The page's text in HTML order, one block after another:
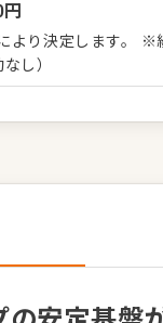
ッフ育成といったマ
着実なキャリアアッ
円
より決定します。
し）